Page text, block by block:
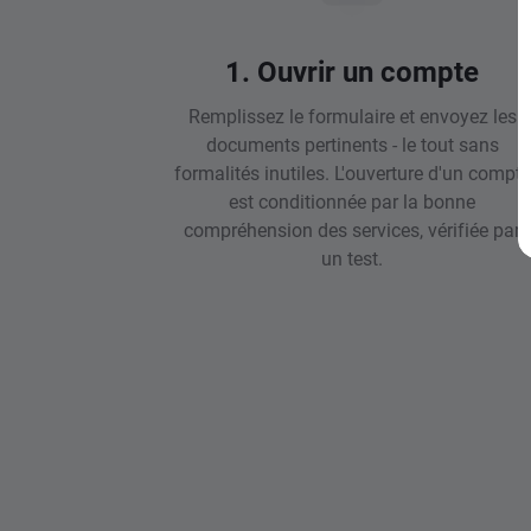
1. Ouvrir un compte
Remplissez le formulaire et envoyez les
documents pertinents - le tout sans
formalités inutiles. L'ouverture d'un compte
est conditionnée par la bonne
compréhension des services, vérifiée par
un test.